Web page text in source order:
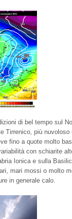
di bel tempo sul
Tirrenico, più nuvoloso
fino a quote molto
con schiarite
Ionica e sulla
mari mossi o molto
in generale calo.